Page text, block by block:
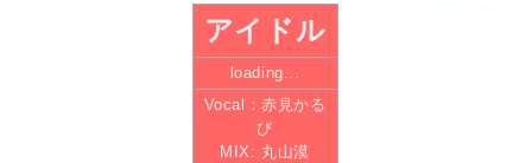
アイドル
loading...
Vocal：赤見かる
び
MIX: 丸山漠